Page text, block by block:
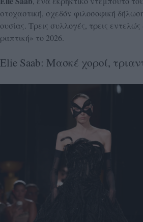
στοχαστική, σχεδόν φιλοσοφική
ουσίας. Τρεις συλλογές, τρεις
ραπτική» το 2026.
Elie Saab: Μασκέ χοροί,